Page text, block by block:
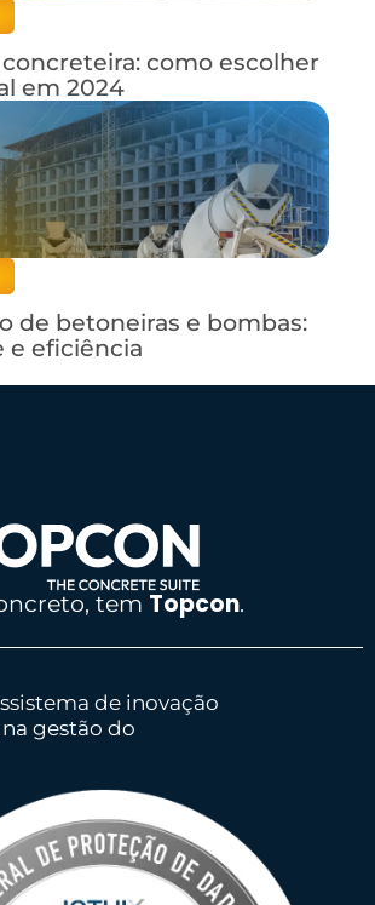
como escolher
em 2024
de betoneiras e bombas:
e eficiência
tem Topcon.
de inovação
gestão do